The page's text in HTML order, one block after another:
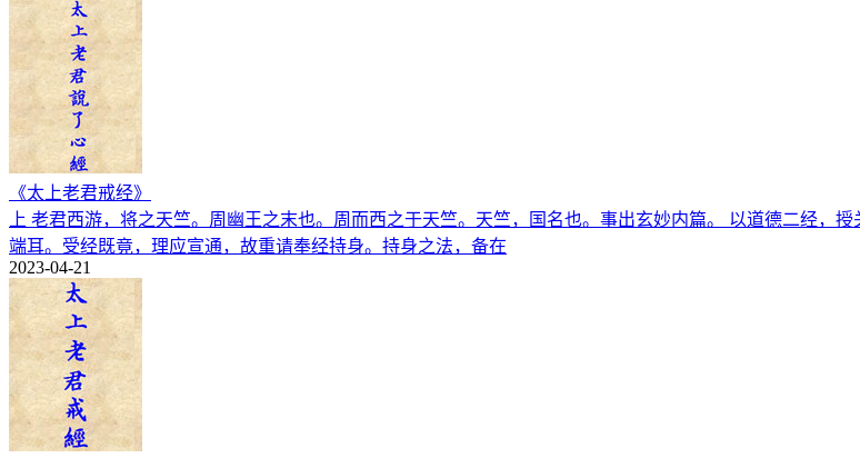
《太上老君戒经》
上 老君西游，将之天竺。周幽王之末也。周而西之于天竺。天竺，国名也。事出玄妙内篇。 以道德二经，
端耳。受经既竟，理应宣通，故重请奉经持身。持身之法，备在
2023-04-21